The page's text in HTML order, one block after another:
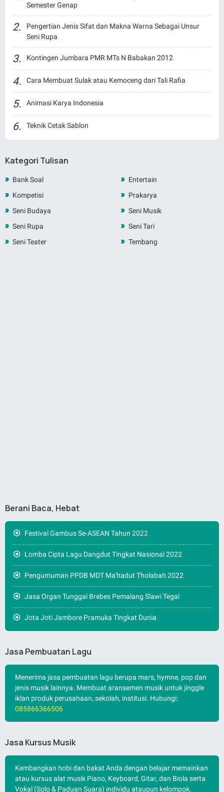
Semester Genap
Pengertian Jenis Sifat dan Makna Warna Sebagai Unsur
Seni Rupa
Kontingen Jumbara PMR MTs N Babakan 2012
Cara Membuat Sulak atau Kemoceng dari Tali Rafia
Animasi Karya Indonesia
Teknik Cetak Sablon
Kategori Tulisan
Bank Soal
Entertain
Kompetisi
Prakarya
Seni Budaya
Seni Musik
Seni Rupa
Seni Tari
Seni Teater
Tembang
Berani Baca, Hebat
Festival Gambus Se-ASEAN Tahun 2022
Lomba Cipta Lagu Dangdut Tingkat Nasional 2022
Pengumuman PPDB MDT Ma'hadut Tholabah 2022
Jasa Organ Tunggal Brebes Pemalang Slawi Tegal
Jota Joti Jambore Pramuka Tingkat Dunia
Jasa Pembuatan Lagu
Menerima jasa pembuatan lagu berupa mars, hymne, pop dan
jenis musik lainnya. Membuat aransemen musik untuk jinggle
iklan produk perusahaan, sekolah, institusi. Hubungi:
085866366506
Jasa Kursus Musik
Kembangkan hobi dan bakat Anda dengan belajar memainkan
atau kursus alat musik Piano, Keyboard, Gitar, dan Biola serta
Vokal (Solo & Paduan Suara) individu ataupun kelompok.